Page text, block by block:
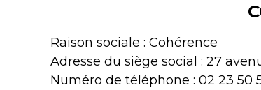
Raison sociale : Cohérence
Adresse du siège social : 27
Numéro de téléphone : 02 23 50